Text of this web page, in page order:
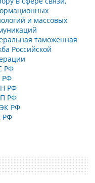
и массовых
таможенная
Российской
РФ
РФ
РФ
РФ
РФ
РФ